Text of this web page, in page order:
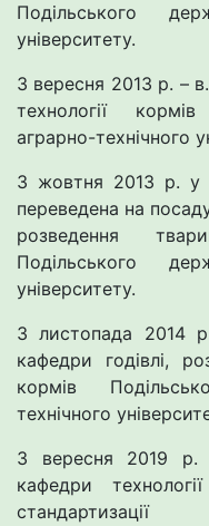
Подільського
університету.
З вересня 2013 р. –
технології
аграрно-технічного
З жовтня 2013 р. у
переведена на
розведення
Подільського
університету.
З листопада 2014
кафедри годівлі,
кормів
технічного
З вересня 2019 р.
кафедри
стандартизації